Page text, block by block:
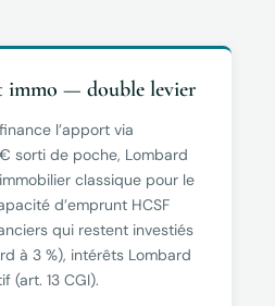
immo — double levier
finance l’apport via
sorti de poche, Lombard
classique pour le
d’emprunt HCSF
qui restent investiés
à 3 %), intérêts Lombard
(art. 13 CGI).